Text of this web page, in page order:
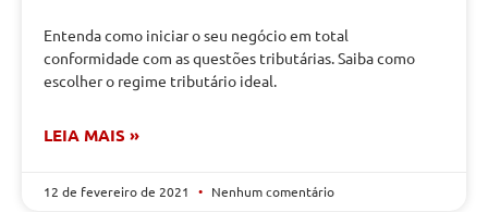
Entenda como iniciar o seu negócio em total
conformidade com as questões tributárias. Saiba como
escolher o regime tributário ideal.
LEIA MAIS »
12 de fevereiro de 2021 Nenhum comentário